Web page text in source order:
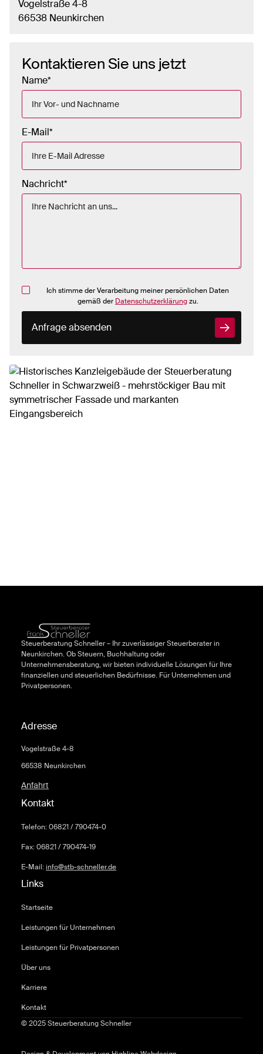
Vogelstraße 4-8
66538 Neunkirchen
Kontaktieren Sie uns jetzt
Name*
E-Mail*
Nachricht*
Ich stimme der Verarbeitung meiner persönlichen Daten
gemäß der Datenschutzerklärungzu.
Anfrage absenden
Steuerberatung Schneller – Ihr zuverlässiger Steuerberater in
Neunkirchen. Ob Steuern, Buchhaltung oder
Unternehmensberatung, wir bieten individuelle Lösungen für Ihre
finanziellen und steuerlichen Bedürfnisse. Für Unternehmen und
Privatpersonen.
Adresse
Vogelstraße 4-8
66538 Neunkirchen
Anfahrt
Kontakt
Telefon: 06821 / 790474-0
Fax: 06821 / 790474-19
E-Mail:info@stb-schneller.de
Links
Startseite
Leistungen für Unternehmen
Leistungen für Privatpersonen
Über uns
Karriere
Kontakt
© 2025 Steuerberatung Schneller